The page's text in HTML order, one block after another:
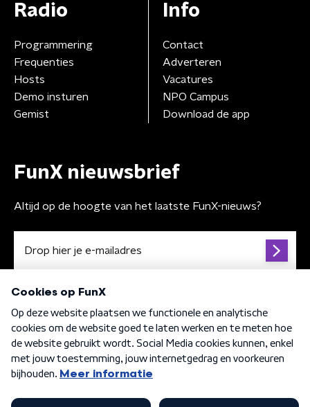
Radio
Programmering
Frequenties
Hosts
Demo insturen
Gemist
Info
Contact
Adverteren
Vacatures
NPO Campus
Download de app
FunX nieuwsbrief
Altijd op de hoogte van het laatste FunX-nieuws?
Algemene voorwaarden Privacybeleid